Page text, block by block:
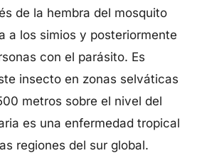
de la hembra del mosquito
a los simios y posteriormente
con el parásito. Es
insecto en zonas selváticas
metros sobre el nivel del
es una enfermedad tropical
regiones del sur global.